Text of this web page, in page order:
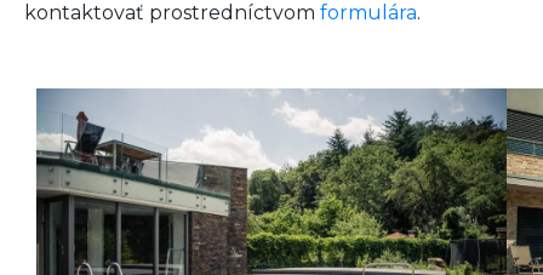
kontaktovať prostredníctvom formulára.